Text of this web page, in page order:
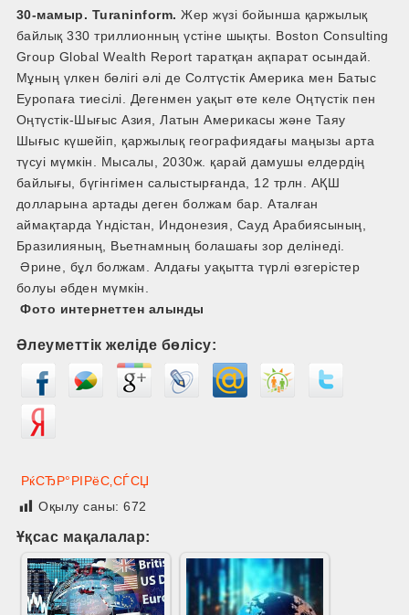
30-мамыр. Turaninform. Жер жүзі бойынша қаржылық
байлық 330 триллионның үстіне шықты. Boston Consulting
Group Global Wealth Report таратқан ақпарат осындай.
Мұның үлкен бөлігі әлі де Солтүстік Америка мен Батыс
Еуропаға тиесілі. Дегенмен уақыт өте келе Оңтүстік пен
Оңтүстік-Шығыс Азия, Латын Америкасы және Таяу
Шығыс күшейіп, қаржылық географиядағы маңызы арта
түсуі мүмкін. Мысалы, 2030ж. қарай дамушы елдердің
байлығы, бүгінгімен салыстырғанда, 12 трлн. АҚШ
долларына артады деген болжам бар. Аталған
аймақтарда Үндістан, Индонезия, Сауд Арабиясының,
Бразилияның, Вьетнамның болашағы зор делінеді.
Әрине, бұл болжам. Алдағы уақытта түрлі өзгерістер
болуы әбден мүмкін.
Фото интернеттен алынды
Әлеуметтік желіде бөлісу:
РќСЂР°РІРёС‚СЃСЏ
Оқылу саны:672
Ұқсас мақалалар: